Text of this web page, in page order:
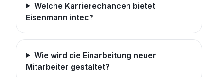
Welche Karrierechancen bietet
Eisenmann intec?
Wie wird die Einarbeitung neuer
Mitarbeiter gestaltet?